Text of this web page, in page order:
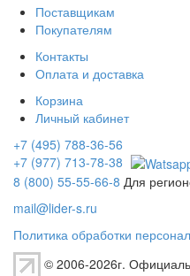
Поставщикам
Покупателям
Контакты
Оплата и доставка
Корзина
Личный кабинет
+7 (495) 788-36-56
+7 (977) 713-78-38
8 (800) 55-55-66-8 Для
mail@lider-s.ru
Политика обработки
© 2006-2026г.